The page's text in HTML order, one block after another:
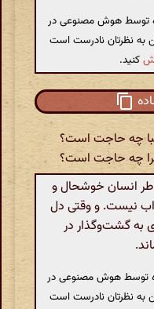
توسط هوش مصنوعی در
به نظرتان نادرست است
کنید.
چه حاجت است؟
چه حاجت است؟
انسان خوشحال و
نیست. و وقتی دل
به گشت‌وگذار در
توسط هوش مصنوعی در
به نظرتان نادرست است